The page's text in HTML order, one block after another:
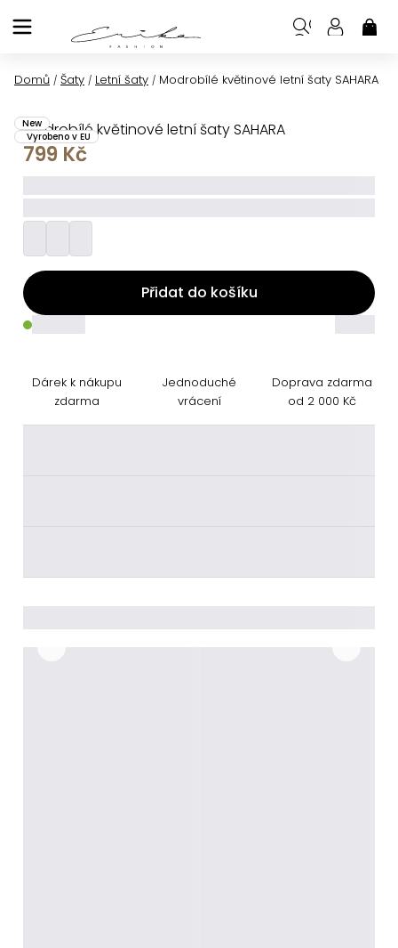
na
Domů / Šaty / Letní šaty / Modrobílé květinové letní šaty SAHARA
Modrobílé květinové letní šaty SAHARA
New
Vyrobeno v EU
799 Kč
Přidat do košíku
Dárek k nákupu
zdarma
Jednoduché
vrácení
Doprava zdarma
od 2 000 Kč